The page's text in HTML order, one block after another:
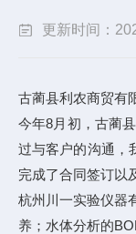
更新时间：
古蔺县利农商贸有
今年8月初，古蔺
过与客户的沟通，
完成了合同签订以
杭州川一实验仪器
养；水体分析的